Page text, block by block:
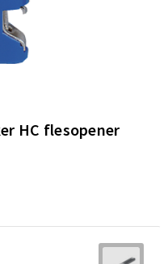
HC flesopener